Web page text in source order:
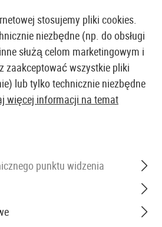
SKLEP I HURTOWNIA
stosujemy pliki cookies.
niezbędne (np. do obsługi
służą celom marketingowym i
zaakceptować wszystkie pliki
lub tylko technicznie niezbędne
więcej informacji na temat
punktu widzenia